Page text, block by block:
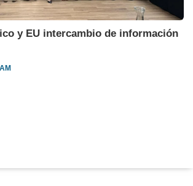
y EU intercambio de información